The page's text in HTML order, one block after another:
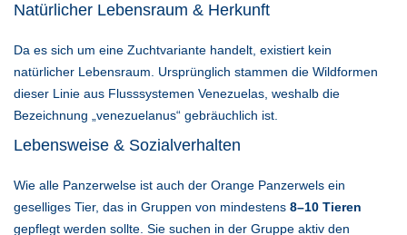
Natürlicher Lebensraum & Herkunft
Da es sich um eine Zuchtvariante handelt, existiert kein
natürlicher Lebensraum. Ursprünglich stammen die Wildformen
dieser Linie aus Flusssystemen Venezuelas, weshalb die
Bezeichnung „venezuelanus“ gebräuchlich ist.
Lebensweise & Sozialverhalten
Wie alle Panzerwelse ist auch der Orange Panzerwels ein
geselliges Tier, das in Gruppen von mindestens 8–10 Tieren
gepflegt werden sollte. Sie suchen in der Gruppe aktiv den